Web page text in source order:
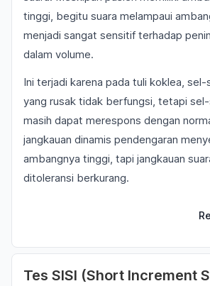
tinggi, begitu suara melampaui
menjadi sangat sensitif terhadap
dalam volume.
Ini terjadi karena pada tuli koklea,
yang rusak tidak berfungsi, tetapi
masih dapat merespons dengan
jangkauan dinamis pendengaran
ambangnya tinggi, tapi jangkauan
ditoleransi berkurang.
Tes SISI (Short Increment